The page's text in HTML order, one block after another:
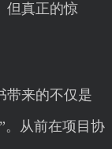
但真正的惊
带来的不仅是
。从前在项目协